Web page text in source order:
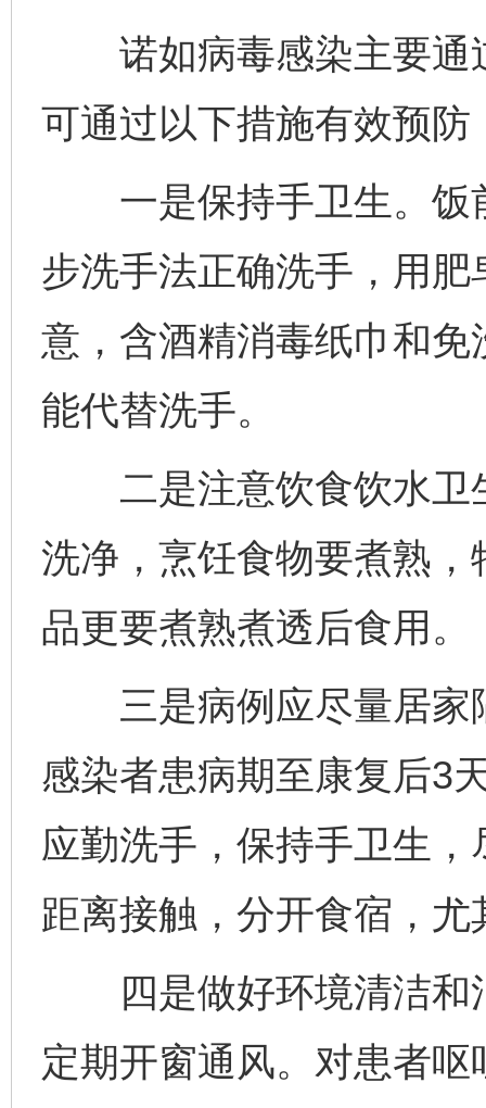
诺如病毒感染主要通
可通过以下措施有效预防
一是保持手卫生。饭
步洗手法正确洗手，用
意，含酒精消毒纸巾和
能代替洗手。
二是注意饮食饮水卫
洗净，烹饪食物要煮熟
品更要煮熟煮透后食用。
三是病例应尽量居家
感染者患病期至康复后3
应勤洗手，保持手卫生
距离接触，分开食宿，
四是做好环境清洁和
定期开窗通风。对患者
完善运行机制助力责任有效落实
法徽映军营 权益有保障
一批国家标准开始实施 从